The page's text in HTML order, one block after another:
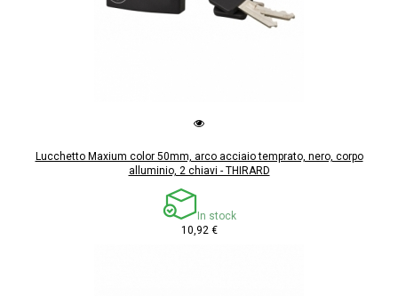
Lucchetto Maxium color 50mm, arco acciaio temprato, nero, corpo
alluminio, 2 chiavi - THIRARD
In stock
10,92 €